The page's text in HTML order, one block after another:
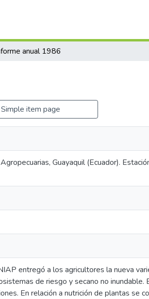
anual 1986
Simple item page
Guayaquil (Ecuador).
entregó a los agricultores la nueva
de riesgo y secano no inundable.
En relación a nutrición de plantas se